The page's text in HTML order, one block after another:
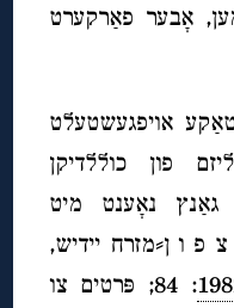
אָבער פאַרקערט
אויפגעשטעלט
פון כוללדיקן
גאַנץ נאָענט מיט
פ ו ן⸗מזרח יידיש,
: 84; פּרטים צו